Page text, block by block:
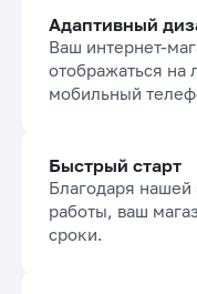
Адаптивный
Ваш интернет-
отображаться на
мобильный
Быстрый старт
Благодаря
работы, ваш
сроки.